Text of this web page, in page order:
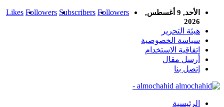
Likes Followers Subscribers Followers
الأحد, 9 أغسطس,
2026
هيئة التحرير
سياسة الخصوصية
اتفاقية الاستخدام
أرسل مقال
إتصل بنا
almochahid -
الرئيسية